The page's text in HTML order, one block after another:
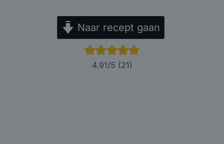
Naar recept gaan
4.91/5 (21)